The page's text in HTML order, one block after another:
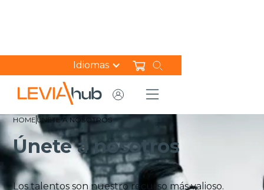
Idiomas
HOMEÚNETE A NOSOTROS
Únete a nosotros
Los talentos son nuestro recurso más valioso.